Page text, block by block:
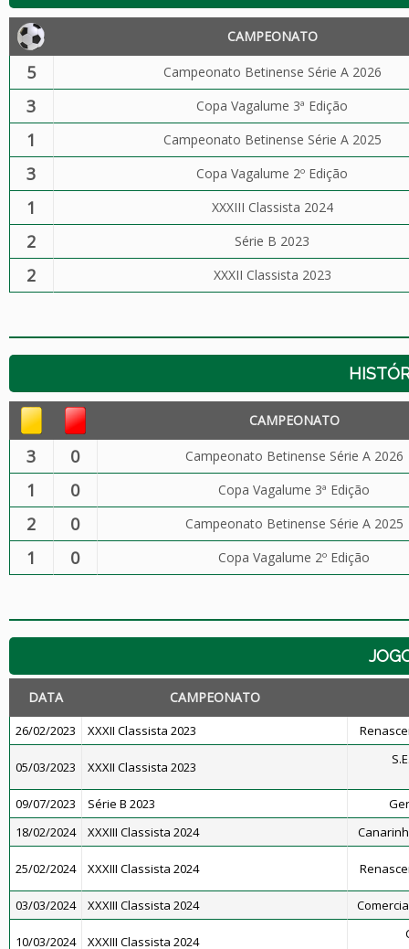
CAMPEONATO
5 Campeonato Betinense Série A 2026
3 Copa Vagalume 3ª Edição
1 Campeonato Betinense Série A 2025
3 Copa Vagalume 2º Edição
1 XXXIII Classista 2024
2 Série B 2023
2 XXXII Classista 2023
CAMPEONATO
3 0 Campeonato Betinense Série A 2026
1 0 Copa Vagalume 3ª Edição
2 0 Campeonato Betinense Série A 2025
1 0 Copa Vagalume 2º Edição
DATA CAMPEONATO
26/02/2023 XXXII Classista 2023
05/03/2023 XXXII Classista 2023
09/07/2023 Série B 2023
18/02/2024
XXXIII Classista 2024
25/02/2024 XXXIII Classista 2024
03/03/2024 XXXIII Classista 2024
10/03/2024 XXXIII Classista 2024